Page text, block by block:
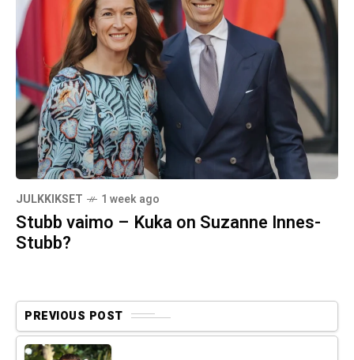
JULKKIKSET 1 week ago
Stubb vaimo – Kuka on Suzanne Innes-
Stubb?
PREVIOUS POST